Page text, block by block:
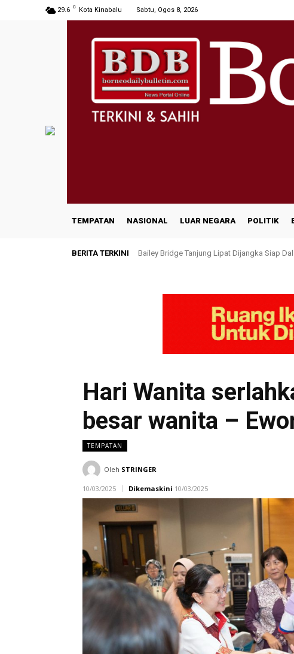
29.6 C Kota Kinabalu Sabtu, Ogos 8, 2026
TEMPATAN NASIONAL LUAR NEGARA POLITIK
BERITA TERKINI Bailey Bridge Tanjung Lipat Dijangka Siap
Hari Wanita
besar wanita –
TEMPATAN
Oleh STRINGER
10/03/2025 Dikemaskini 10/03/2025